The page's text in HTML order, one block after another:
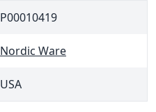
P00010419
Nordic Ware
USA